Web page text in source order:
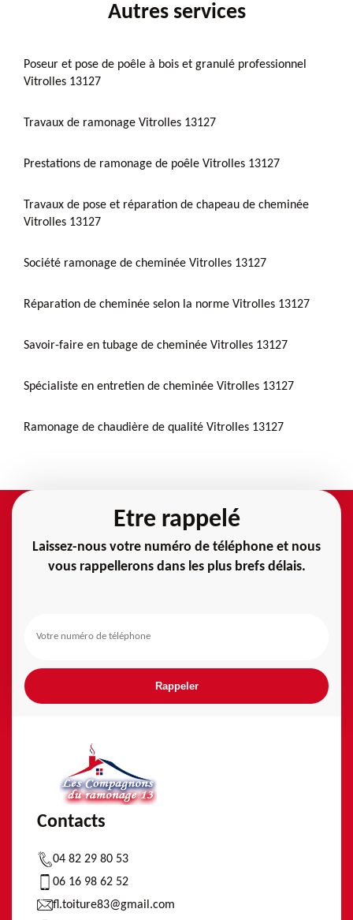
Autres services
Poseur et pose de poêle à bois et granulé professionnel
Vitrolles 13127
Travaux de ramonage Vitrolles 13127
Prestations de ramonage de poêle Vitrolles 13127
Travaux de pose et réparation de chapeau de cheminée
Vitrolles 13127
Société ramonage de cheminée Vitrolles 13127
Réparation de cheminée selon la norme Vitrolles 13127
Savoir-faire en tubage de cheminée Vitrolles 13127
Spécialiste en entretien de cheminée Vitrolles 13127
Ramonage de chaudière de qualité Vitrolles 13127
Etre rappelé
Laissez-nous votre numéro de téléphone et nous
vous rappellerons dans les plus brefs délais.
Contacts
04 82 29 80 53
06 16 98 62 52
fl.toiture83@gmail.com